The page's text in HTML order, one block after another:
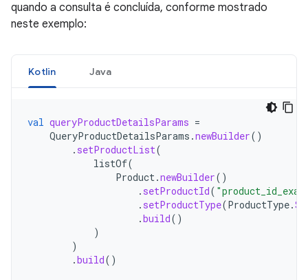
quando a consulta é concluída, conforme mostrado
neste exemplo:
Kotlin Java
val queryProductDetailsParams =
QueryProductDetailsParams .newBuilder()
. setProductList(
listOf(
Product.newBuilder()
. setProductId(
. setProductType(ProductType.
.build()
)
)
.build()